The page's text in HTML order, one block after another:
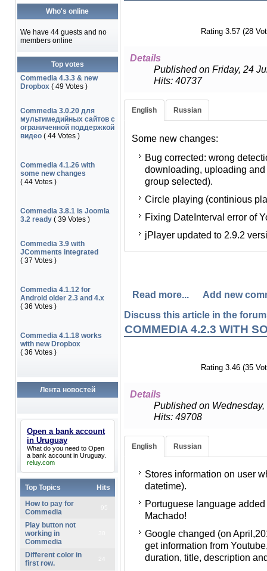
Who's online
We have 44 guests and no
members online
Top votes
Commedia 4.3.3 & new
Dropbox( 49 Votes )
Commedia 3.0.20 для
мультимедийных сайтов с
ограниченной поддержкой
видео( 44 Votes )
Commedia 4.1.26 with
some new changes
( 44 Votes )
Commedia 3.8.1 is Joomla
3.2 ready( 39 Votes )
Commedia 3.9 with
JComments integrated
( 37 Votes )
Commedia 4.1.12 for
Android older 2.3 and 4.x
( 36 Votes )
Commedia 4.1.18 works
with new Dropbox
( 36 Votes )
Лента новостей
Open a bank account
in Uruguay
What do you need to Open
a bank account in Uruguay.
reluy.com
Top Topics
Hits
How to pay for
Commedia
95
Play button not
working in
Commedia
Different color in
first row.
Rating 3.57 (28
Details
Published on Friday, 24
Hits: 40737
English Russian
Some new changes:
Bug corrected: wrong
downloading, uploading
group selected).
Circle playing (continious
Fixing DateInterval error of
jPlayer updated to 2.9.2
Некоторые изменения:
Обнаружена и
групп пользователей,
или закачке, появившаяся
пустое значение - ни одна
Исключил YouTube из
Исправлена ошибка
которого ограничил
jPlayer обновлен до
Read more...
Add new
Discuss this article in the
COMMEDIA 4.2.3 WITH
Rating 3.46 (35
Details
Published on
Hits: 49708
English Russian
Stores information on user
datetime).
Portuguese language
Machado!
Google changed (on
get information from
duration, title, description
Сохраняется информация
(логин, IP, дата и время
Добавлен португальский
В связи с тем, что Google
о видео с Youtube (в
Commedia. Теперь снова
заголовке, описании и
Добавлена поддержка
https://youtu.be/